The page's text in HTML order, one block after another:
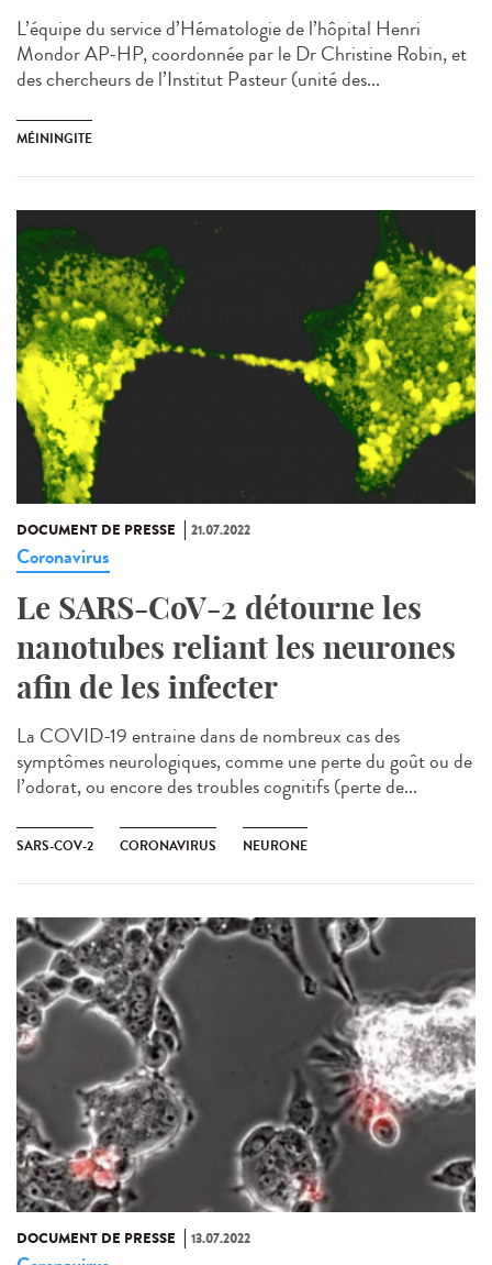
L’équipe du service d’Hématologie de l’hôpital Henri
Mondor AP-HP, coordonnée par le Dr Christine Robin, et
des chercheurs de l’Institut Pasteur (unité des...
MÉININGITE
DOCUMENT DE PRESSE 21.07.2022
Coronavirus
Le SARS-CoV-2 détourne les
nanotubes reliant les neurones
afin de les infecter
La COVID-19 entraine dans de nombreux cas des
symptômes neurologiques, comme une perte du goût ou de
l’odorat, ou encore des troubles cognitifs (perte de...
SARS-COV-2 CORONAVIRUS NEURONE
DOCUMENT DE PRESSE 13.07.2022